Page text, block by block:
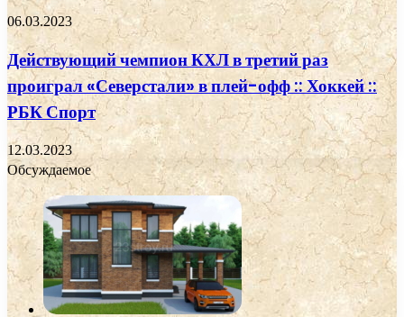
06.03.2023
Действующий чемпион КХЛ в третий раз
проиграл «Северстали» в плей-офф :: Хоккей ::
РБК Спорт
12.03.2023
Обсуждаемое